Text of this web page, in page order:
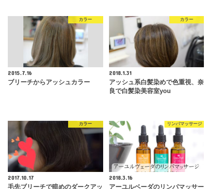
カラー
2015.7.16
ブリーチからアッシュカラー
カラー
2018.1.31
アッシュ系白髪染めで色重視、奈
良で白髪染美容室you
カラー
2017.10.17
毛先ブリーチで暗めのダークアッ
リンパマッサージ
2018.3.16
アーユルベーダのリンパマッサー